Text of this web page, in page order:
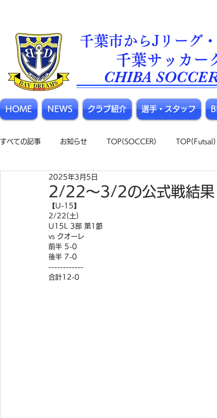
千葉市からJリーグ
CHIBA
千葉サッカー
HOME NEWS クラブ紹介 選手・スタッフ
すべての記事 お知らせ TOP(SOCCER) TOP(Futsal)
2/22〜3/2の公式戦結果
2025年3月5日
【U-15】
2/22(土)
U15L 3部 第1節
vs クオーレ
前半 5-0
後半 7-0
------------
合計12-0